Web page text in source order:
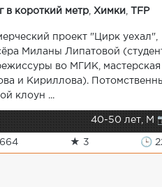
в короткий метр Химки TFP
проект "Цирк уехал",
Миланы Липатовой
во МГИК, мастерская
и Кириллова).
клоун ...
40-50 лет, М
★ 3 🕒